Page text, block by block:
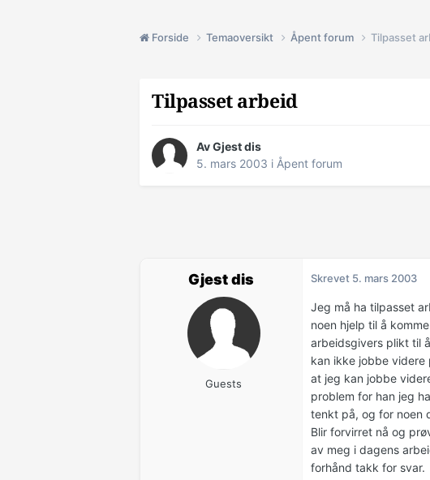
Forside Temaoversikt Åpent forum Tilpasset
Tilpasset arbeid
Av Gjest dis
5. mars 2003 i Åpent forum
Gjest dis
Guests
Skrevet 5. mars 2003
Jeg må ha tilpasset
noen hjelp til å
arbeidsgivers plikt til
kan ikke jobbe
at jeg kan jobbe
problem for han jeg
tenkt på, og for noen
Blir forvirret nå og
av meg i dagens
forhånd takk for svar.